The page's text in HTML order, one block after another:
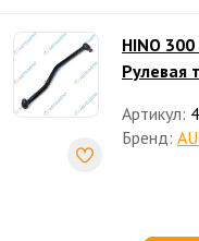
HINO 300
Рулевая
Артикул:
Бренд: